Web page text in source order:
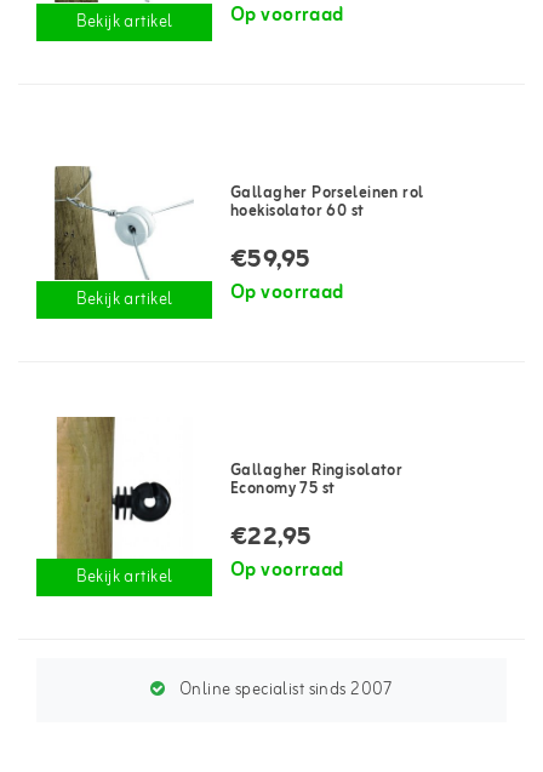
Bekijk artikel Op voorraad
Bekijk artikel
Gallagher Porseleinen rol
hoekisolator 60 st
€59,95
Op voorraad
Bekijk artikel
Gallagher Ringisolator
Economy 75 st
€22,95
Op voorraad
Online specialist sinds 2007